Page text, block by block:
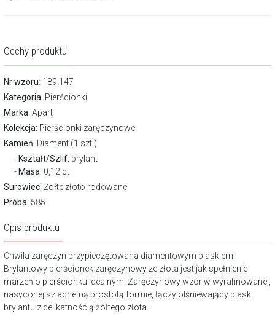
Cechy produktu
Nr wzoru: 189.147
Kategoria: Pierścionki
Marka: Apart
Kolekcja: Pierścionki zaręczynowe
Kamień: Diament (1 szt.)
Kształt/Szlif: brylant
Masa: 0,12 ct
Surowiec: Żółte złoto rodowane
Próba: 585
Opis produktu
Chwila zaręczyn przypieczętowana diamentowym blaskiem.
Brylantowy pierścionek zaręczynowy ze złota jest jak spełnienie
marzeń o pierścionku idealnym. Zaręczynowy wzór w wyrafinowanej,
nasyconej szlachetną prostotą formie, łączy olśniewający blask
brylantu z delikatnością żółtego złota.